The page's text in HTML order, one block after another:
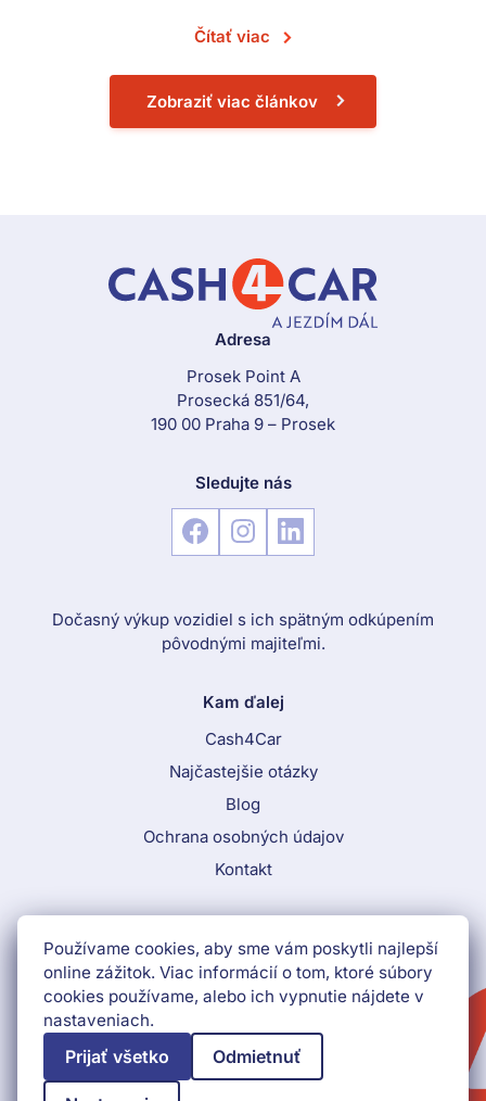
Čítať viac
Zobraziť viac článkov
Adresa
Prosek Point A
Prosecká 851/64,
190 00 Praha 9 – Prosek
Sledujte nás
Dočasný výkup vozidiel s ich spätným odkúpením
pôvodnými majiteľmi.
Kam ďalej
Cash4Car
Najčastejšie otázky
Blog
Ochrana osobných údajov
Kontakt
Call To Action Menu
+421 552 903 009
Používame cookies, aby sme vám poskytli najlepší
online zážitok. Viac informácií o tom, ktoré súbory
cookies používame, alebo ich vypnutie nájdete v
nastaveniach.
Prijať všetko Odmietnuť